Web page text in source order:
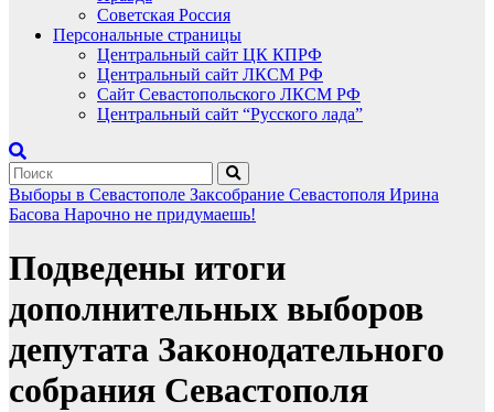
Советская Россия
Персональные страницы
Центральный сайт ЦК КПРФ
Центральный сайт ЛКСМ РФ
Сайт Севастопольского ЛКСМ РФ
Центральный сайт “Русского лада”
Выборы в Севастополе Заксобрание Севастополя Ирина
Басова Нарочно не придумаешь!
Подведены итоги
дополнительных выборов
депутата Законодательного
собрания Севастополя